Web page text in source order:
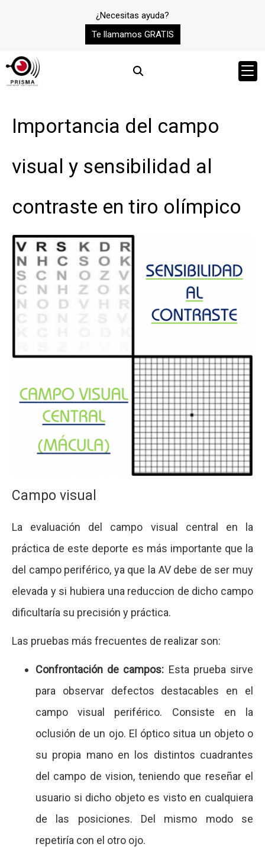
¿Necesitas ayuda?
Te llamamos GRATIS
Importancia del campo
visual y sensibilidad al
contraste en tiro olímpico
Campo visual
La evaluación del campo visual central en la
práctica de este deporte es más importante que la
del campo periférico, ya que la AV debe de ser muy
elevada y si hubiera una reduccion de dicho campo
dificultaría su precisión y práctica.
Las pruebas más frecuentes de realizar son:
Confrontación de campos: Esta prueba sirve
para observar defectos destacables en el
campo visual periférico. Consiste en la
oclusión de un ojo. El óptico situa un objeto o
su propia mano en los distintos cuadrantes
del campo de vision, teniendo que reseñar el
usuario si dicho objeto es visto en cualquiera
de las posiciones. Del mismo modo se
repetiría con el otro ojo.